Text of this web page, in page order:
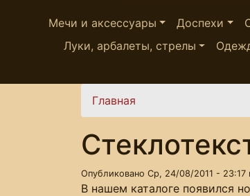
Мечи и аксессуары Доспехи
Луки, арбалеты, стрелы
Вы здесь
Главная
Опубликовано Ср, 24/08/2011 - 23:17
В нашем каталоге появился